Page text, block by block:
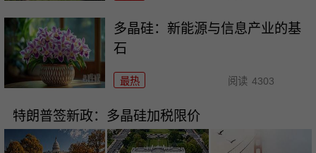
多晶硅：新能源与信息产业的基
石
最热 阅读 4303
特朗普签新政：多晶硅加税限价